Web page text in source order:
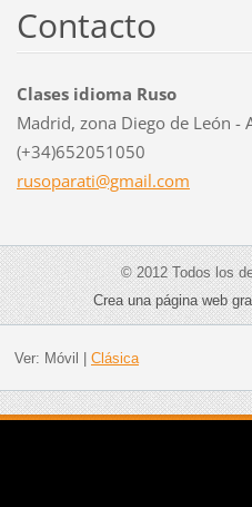
Contacto
Clases idioma Ruso
Madrid, zona Diego de León -
(+34)652051050
rusoparati@gmail.com
© 2012 Todos los
Crea una página web
Ver: Móvil Clásica